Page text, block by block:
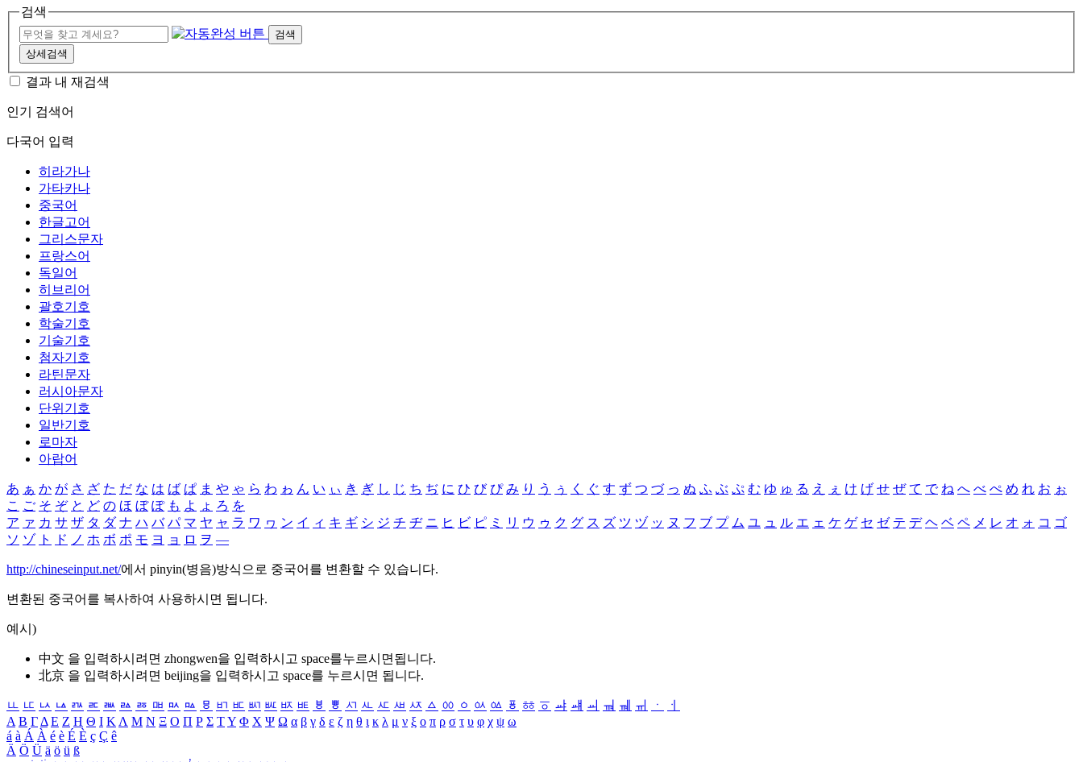
검색
검색
상세검색
결과 내 재검색
인기 검색어
다국어 입력
히라가나
가타카나
중국어
한글고어
그리스문자
프랑스어
독일어
히브리어
괄호기호
학술기호
기술기호
첨자기호
라틴문자
러시아문자
단위기호
일반기호
로마자
아랍어
あ ぁ か が さ ざ た だ な は ば ぱ ま や ゃ ら わ ゎ ん い ぃ き ぎ し じ ち ぢ に ひ び ぴ み り う ぅ く ぐ す ず つ づ っ ぬ ふ ぶ ぷ む ゆ ゅ る え ぇ け げ せ ぜ て で ね へ べ ぺ め れ お ぉ
こ ご そ ぞ と ど の ほ ぼ ぽ も よ ょ ろ を
ア ァ カ サ ザ タ ダ ナ ハ バ パ マ ヤ ャ ラ ワ ヮ ン イ ィ キ ギ シ ジ チ ヂ ニ ヒ ビ ピ ミ リ ウ ゥ ク グ ス ズ ツ ヅ ッ ヌ フ ブ プ ム ユ ュ ル エ ェ ケ ゲ セ ゼ テ デ ヘ ベ ペ メ レ オ ォ コ ゴ
ソ ゾ ト ド ノ ホ ボ ポ モ ヨ ョ ロ ヲ ―
http://chineseinput.net/에서 pinyin(병음)방식으로 중국어를 변환할 수 있습니다.
변환된 중국어를 복사하여 사용하시면 됩니다.
예시)
中文 을 입력하시려면 zhongwen을 입력하시고 space를누르시면됩니다.
北京 을 입력하시려면 beijing을 입력하시고 space를 누르시면 됩니다.
ㅥ ㅦ ㅧ ㅨ ㅩ ㅪ ㅫ ㅬ ㅭ ㅮ ㅯ ㅰ ㅱ ㅲ ㅳ ㅴ ㅵ ㅶ ㅷ ㅸ ㅹ ㅺ ㅻ ㅼ ㅽ ㅾ ㅿ ㆀ ㆁ ㆂ ㆃ ㆄ ㆅ ㆆ ㆇ ㆈ ㆉ ㆊ ㆋ ㆌ ㆍ
ㆎ
Α Β ΓΔ Ε Ζ Η Θ Ι ΚΛ Μ Ν Ξ Ο Π Ρ Σ ΤΥ Φ Χ Ψ Ω α β γ δ ε ζ η θ ι κ λ μ ν ξ ο π ρ σ τ υ φ χ ψ ω
á à Á À é è É È ç Ç ê
Ä Ö Ü ä ö ü ß